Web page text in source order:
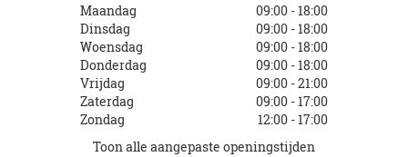
Maandag
09:00 - 18:00
Dinsdag
09:00 - 18:00
Woensdag
09:00 - 18:00
Donderdag
09:00 - 18:00
Vrijdag
09:00 - 21:00
Zaterdag
09:00 - 17:00
Zondag
12:00 - 17:00
Toon alle aangepaste openingstijden